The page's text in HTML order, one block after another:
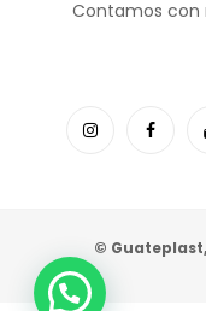
Contamos con
©